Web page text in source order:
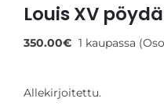
Louis XV
350.00€ 1 kaupassa
Allekirjoitettu.